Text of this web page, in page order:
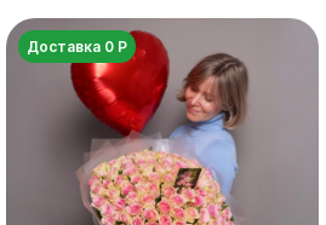
Доставка 0 Р